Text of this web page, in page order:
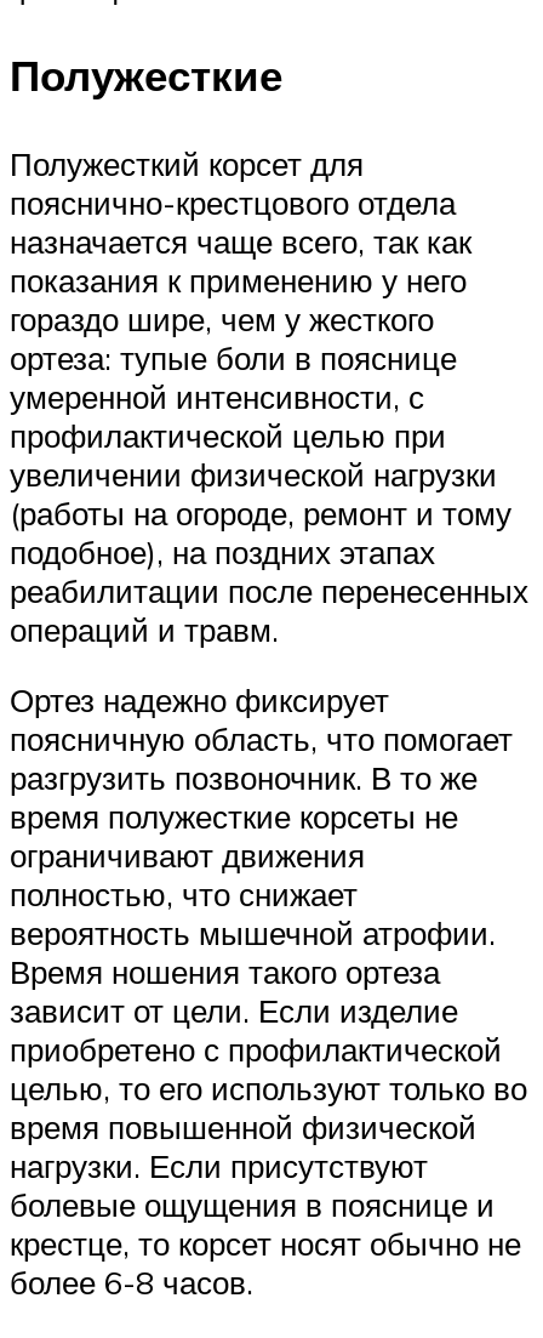
Полужесткие
Полужесткий корсет для
пояснично-крестцового отдела
назначается чаще всего, так как
показания к применению у него
гораздо шире, чем у жесткого
ортеза: тупые боли в пояснице
умеренной интенсивности, с
профилактической целью при
увеличении физической нагрузки
(работы на огороде, ремонт и тому
подобное), на поздних этапах
реабилитации после перенесенных
операций и травм.
Ортез надежно фиксирует
поясничную область, что помогает
разгрузить позвоночник. В то же
время полужесткие корсеты не
ограничивают движения
полностью, что снижает
вероятность мышечной атрофии.
Время ношения такого ортеза
зависит от цели. Если изделие
приобретено с профилактической
целью, то его используют только во
время повышенной физической
нагрузки. Если присутствуют
болевые ощущения в пояснице и
крестце, то корсет носят обычно не
более 6-8 часов.